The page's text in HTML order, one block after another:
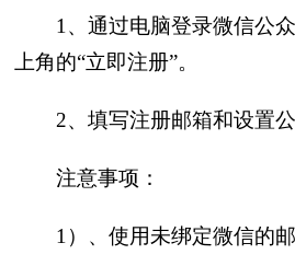
1、通过电脑登录微信公
上角的“立即注册”。
2、填写注册邮箱和设置
注意事项：
1）、使用未绑定微信的